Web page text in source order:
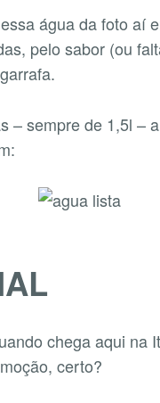
água da foto aí
pelo sabor (ou
– sempre de 1,5l –
chega aqui na
certo?